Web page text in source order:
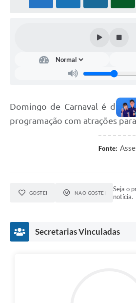
Domingo de Carnaval é dia
programação com atrações
Fonte:
GOSTEI NÃO GOSTEI
Seja o
notícia.
Secretarias Vinculadas